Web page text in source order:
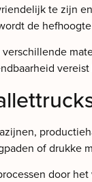
te zijn
de
vereist
of drukke
door